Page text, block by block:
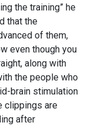
the training” he
that the
of them,
even though you
along with
the people who
brain stimulation
clippings are
after